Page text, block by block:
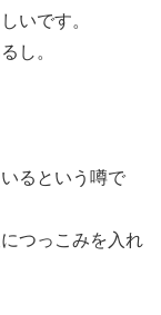
いです。
し。
るという噂で
つっこみを入れ